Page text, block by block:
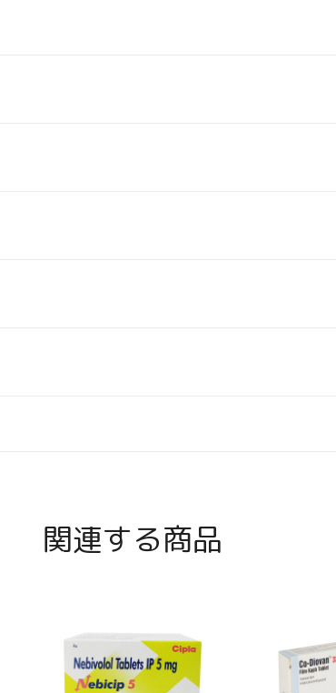
関連する商品